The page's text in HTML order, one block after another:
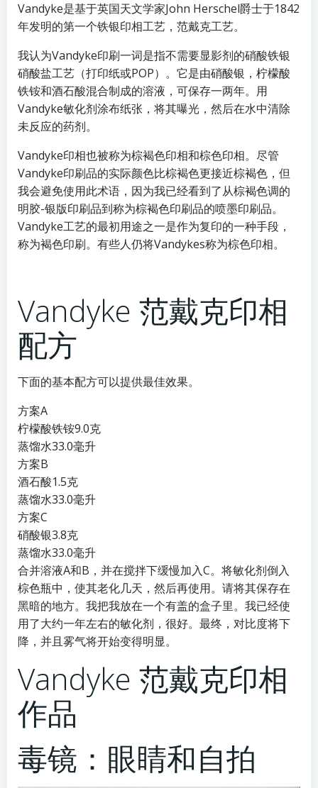
Vandyke是基于英国天文学家John Herschel爵士于1842
年发明的第一个铁银印相工艺，范戴克工艺。
我认为Vandyke印刷一词是指不需要显影剂的硝酸铁银
硝酸盐工艺（打印纸或POP）。它是由硝酸银，柠檬酸
铁铵和酒石酸混合制成的溶液，可保存一两年。用
Vandyke敏化剂涂布纸张，将其曝光，然后在水中清除
未反应的药剂。
Vandyke印相也被称为棕褐色印相和棕色印相。尽管
Vandyke印刷品的实际颜色比棕褐色更接近棕褐色，但
我会避免使用此术语，因为我已经看到了从棕褐色调的
明胶-银版印刷品到称为棕褐色印刷品的喷墨印刷品。
Vandyke工艺的最初用途之一是作为复印的一种手段，
称为褐色印刷。有些人仍将Vandykes称为棕色印相。
Vandyke 范戴克印相
配方
下面的基本配方可以提供最佳效果。
方案A
柠檬酸铁铵9.0克
蒸馏水33.0毫升
方案B
酒石酸1.5克
蒸馏水33.0毫升
方案C
硝酸银3.8克
蒸馏水33.0毫升
合并溶液A和B，并在搅拌下缓慢加入C。将敏化剂倒入
棕色瓶中，使其老化几天，然后再使用。请将其保存在
黑暗的地方。我把我放在一个有盖的盒子里。我已经使
用了大约一年左右的敏化剂，很好。最终，对比度将下
降，并且雾气将开始变得明显。
Vandyke 范戴克印相
作品
毒镜：眼睛和自拍